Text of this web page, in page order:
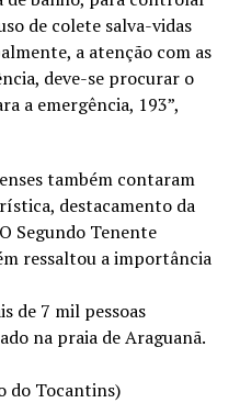
de colete salva-vidas
a atenção com as
deve-se procurar o
a emergência, 193”,
também contaram
destacamento da
Segundo Tenente
ressaltou a importância
de 7 mil pessoas
na praia de Araguanã.
do Tocantins)